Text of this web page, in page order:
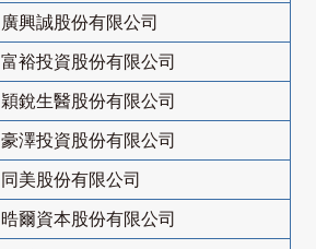
廣興誠股份有限公司
富裕投資股份有限公司
穎銳生醫股份有限公司
豪澤投資股份有限公司
同美股份有限公司
晧爾資本股份有限公司